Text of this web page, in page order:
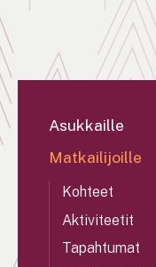
Asukkaille
Matkailijoille
Kohteet
Aktiviteetit
Tapahtumat